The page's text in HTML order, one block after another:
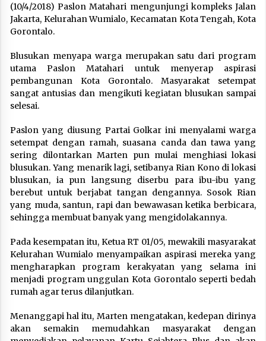
(10/4/2018) Paslon Matahari mengunjungi kompleks Jalan
Jakarta, Kelurahan Wumialo, Kecamatan Kota Tengah, Kota
Gorontalo.
Blusukan menyapa warga merupakan satu dari program
utama Paslon Matahari untuk menyerap aspirasi
pembangunan Kota Gorontalo. Masyarakat setempat
sangat antusias dan mengikuti kegiatan blusukan sampai
selesai.
Paslon yang diusung Partai Golkar ini menyalami warga
setempat dengan ramah, suasana canda dan tawa yang
sering dilontarkan Marten pun mulai menghiasi lokasi
blusukan. Yang menarik lagi, setibanya Rian Kono di lokasi
blusukan, ia pun langsung diserbu para ibu-ibu yang
berebut untuk berjabat tangan dengannya. Sosok Rian
yang muda, santun, rapi dan bewawasan ketika berbicara,
sehingga membuat banyak yang mengidolakannya.
Pada kesempatan itu, Ketua RT 01/05, mewakili masyarakat
Kelurahan Wumialo menyampaikan aspirasi mereka yang
mengharapkan program kerakyatan yang selama ini
menjadi program unggulan Kota Gorontalo seperti bedah
rumah agar terus dilanjutkan.
Menanggapi hal itu, Marten mengatakan, kedepan dirinya
akan semakin memudahkan masyarakat dengan